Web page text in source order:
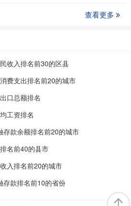
查看更多
收入排名前30的区县
费支出排名前20的城市
口总额排名
工资排名
款余额排名前20的城市
名前40的县市
入排名前20的城市
存款排名前10的省份